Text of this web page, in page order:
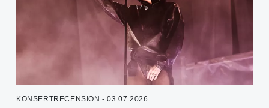
KONSERTRECENSION - 03.07.2026